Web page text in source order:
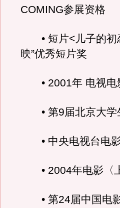
COMING参展资格
• 短片<儿子的初
映”优秀短片奖
• 2001年 电视电
• 第9届北京大学
• 中央电视台电影
• 2004年电影〈上
• 第24届中国电影